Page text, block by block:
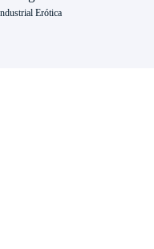
Erótica